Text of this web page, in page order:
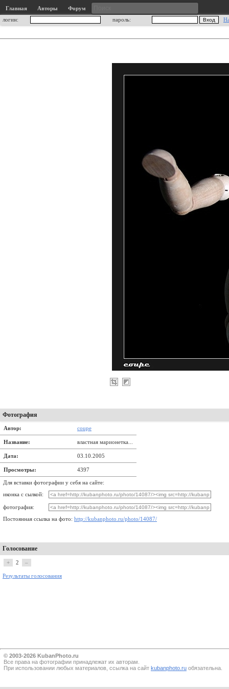
Главная Авторы
Форум
логин:
пароль:
Фотография
Автор: coupe
Название: властная марионетка...
Дата: 03.10.2005
Просмотры: 4397
Для вставки фотографии у себя на сайте:
иконка с сылкой:
фотография:
Постоянная ссылка на фото: http://kubanphoto.ru/photo/14087/
Голосование
+ 2 –
Результаты голосования
© 2003-2026 KubanPhoto.ru
Все прaва на фотографии принадлежат их авторам.
При использовании любых материалов, ссылка на сайт kubanphoto.ru обязательна.